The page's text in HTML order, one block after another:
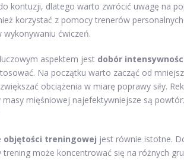
kontuzji, dlatego warto zwrócić uwagę na
korzystać z pomocy trenerów
wykonywaniu ćwiczeń.
aspektem jest dobór
Na początku warto zacząć od
obciążenia w miarę poprawy siły.
masy mięśniowej najefektywniejsze są
objętości treningowej jest równie istotne.
trening może koncentrować się na różnych